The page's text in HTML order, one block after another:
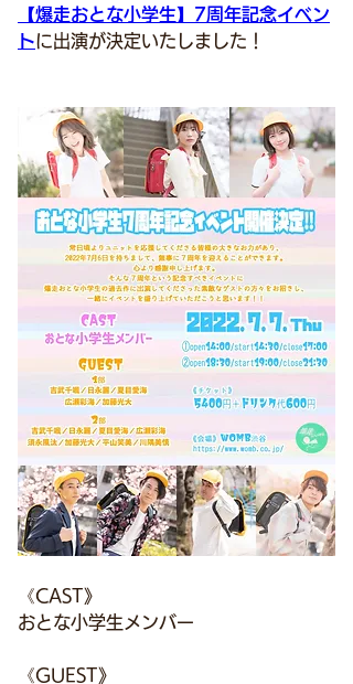
【爆走おとな小学生】7周年記念イベン
トに出演が決定いたしました！
《CAST》
おとな小学生メンバー
《GUEST》